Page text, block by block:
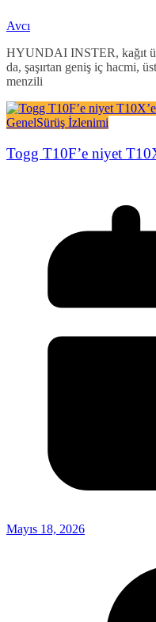
Avcı
HYUNDAI INSTER, kağıt
da, şaşırtan geniş iç hacmi,
menzili
GenelSürüş İzlenimi
Togg T10F’e niyet
Mayıs 18, 2026